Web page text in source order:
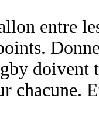
entre
doivent
chacune.